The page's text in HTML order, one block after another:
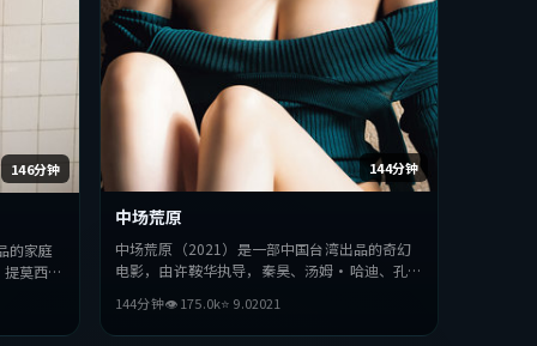
146分钟
的家庭
提莫西·
144分钟
中场荒原
中场荒原（2021）是一部中国台湾出品的奇幻
电影，由许鞍华执导，秦昊、汤姆·哈迪、孔刘
性与抉择，节奏张弛有度，适合喜欢该类型的观
众完整观看。
144分钟👁175.0k⭐ 9.02021